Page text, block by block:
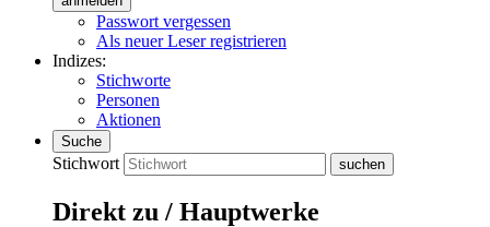
Passwort vergessen
Als neuer Leser registrieren
Indizes:
Stichworte
Personen
Aktionen
Suche
Stichwort
Direkt zu / Hauptwerke